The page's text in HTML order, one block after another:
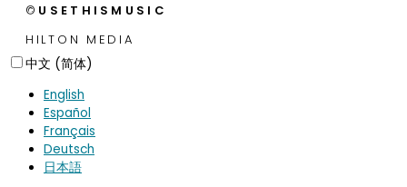
© USETHISMUSIC
HILTON MEDIA
中文 (简体)
English
Español
Français
Deutsch
日本語